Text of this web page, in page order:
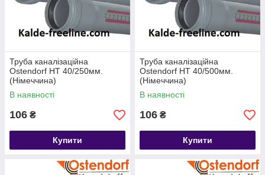
Дніпропетровськ, Одеса, Луганськ, Миколаїв, Суми, Полтава,
Сімферополь, Крим, Чернігів, Херсон, Черкаси, Кіровоград,
Житомир, Вінниця, Хмельницький, Рівне, Чернівці, Луцьк,
Львів, Івано-Франківськ, Ужгород.
Труба каналізаційна
Ostendorf HT 40/250мм.
(Німеччина)
В наявності
106 ₴
Купити
Труба каналізаційна
Ostendorf HT 40/500мм.
(Німеччина)
В наявності
106 ₴
Купити